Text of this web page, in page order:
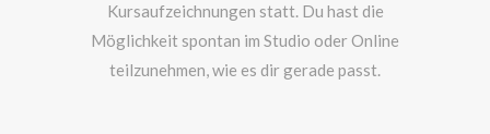
Kursaufzeichnungen statt. Du hast die
Möglichkeit spontan im Studio oder Online
teilzunehmen, wie es dir gerade passt.